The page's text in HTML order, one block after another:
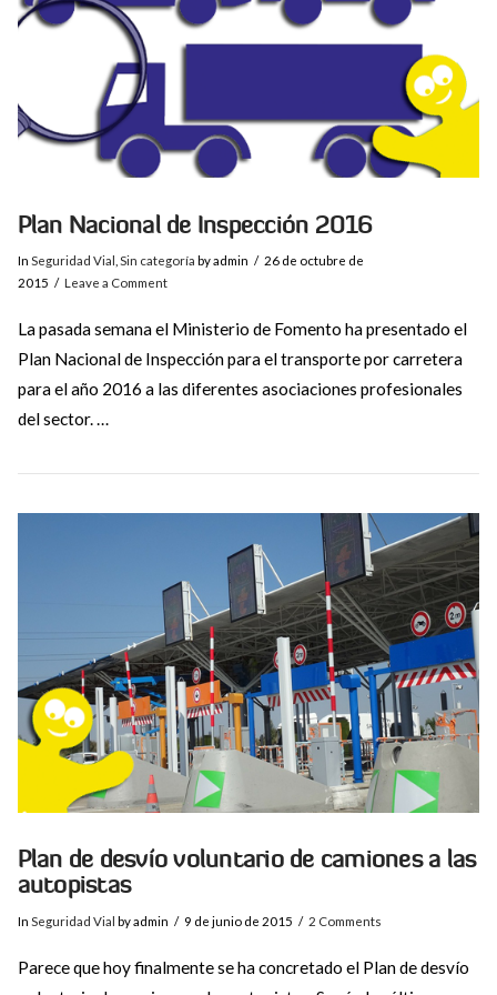
VIEW POST
Plan Nacional de Inspección 2016
In Seguridad Vial Sin categoría by admin
26 de octubre de
2015
Leave a Comment
La pasada semana el Ministerio de Fomento ha presentado el
Plan Nacional de Inspección para el transporte por carretera
para el año 2016 a las diferentes asociaciones profesionales
del sector. …
Plan de desvío voluntario de camiones a las
autopistas
In Seguridad Vial by admin 9 de junio de 2015 2 Comments
Parece que hoy finalmente se ha concretado el Plan de desvío